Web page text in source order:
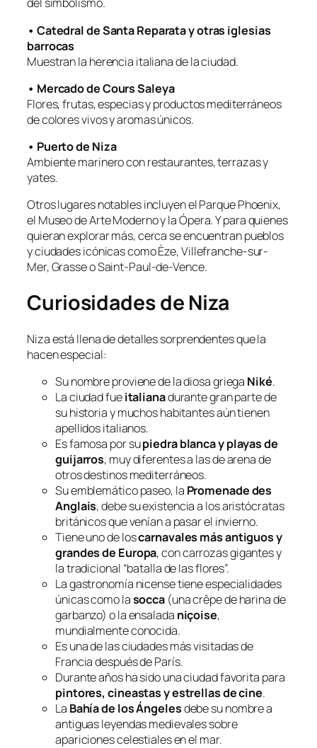
• Catedral de Santa Reparata y otras iglesias
barrocas
Muestran la herencia italiana de la ciudad.
• Mercado de Cours Saleya
Flores, frutas, especias y productos mediterráneos
de colores vivos y aromas únicos.
• Puerto de Niza
Ambiente marinero con restaurantes, terrazas y
yates.
Otros lugares notables incluyen el Parque Phoenix,
el Museo de Arte Moderno y la Ópera. Y para quienes
quieran explorar más, cerca se encuentran pueblos
y ciudades icónicas como Èze, Villefranche-sur-
Mer, Grasse o Saint-Paul-de-Vence.
Curiosidades de Niza
Niza está llena de detalles sorprendentes que la
hacen especial:
Su nombre proviene de la diosa griega Niké.
La ciudad fueitalianadurante gran parte de
su historia y muchos habitantes aún tienen
apellidos italianos.
Es famosa por supiedra blanca y playas de
guijarros, muy diferentes a las de arena de
otros destinos mediterráneos.
Su emblemático paseo, la Promenade des
Anglais, debe su existencia a los aristócratas
británicos que venían a pasar el invierno.
Tiene uno de loscarnavales más antiguos y
grandes de Europa, con carrozas gigantes y
la tradicional “batalla de las flores”.
La gastronomía nicense tiene especialidades
únicas como lasocca (una crêpe de harina de
garbanzo) o la ensalada niçoise,
mundialmente conocida.
Es una de las ciudades más visitadas de
Francia después de París.
Durante años ha sido una ciudad favorita para
pintores, cineastas y estrellas de cine.
La Bahía de los Ángelesdebe su nombre a
antiguas leyendas medievales sobre
apariciones celestiales en el mar.